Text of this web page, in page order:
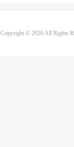
Copyright © 2026 All Rights